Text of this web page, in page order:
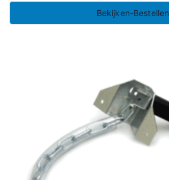
Bekijken-Bestellen